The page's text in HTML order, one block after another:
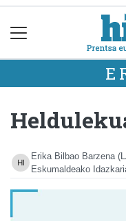
Erika Bilbao Barzena
Eskumaldeako